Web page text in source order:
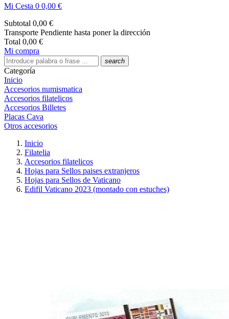
Mi Cesta 0 0,00 €
Subtotal 0,00 €
Transporte Pendiente hasta poner la dirección
Total 0,00 €
Mi compra
search
Categoría
Inicio
Accesorios numismatica
Accesorios filatelicos
Accesorios Billetes
Placas Cava
Otros accesorios
Inicio
Filatelia
Accesorios filatelicos
Hojas para Sellos paises extranjeros
Hojas para Sellos de Vaticano
Edifil Vaticano 2023 (montado con estuches)